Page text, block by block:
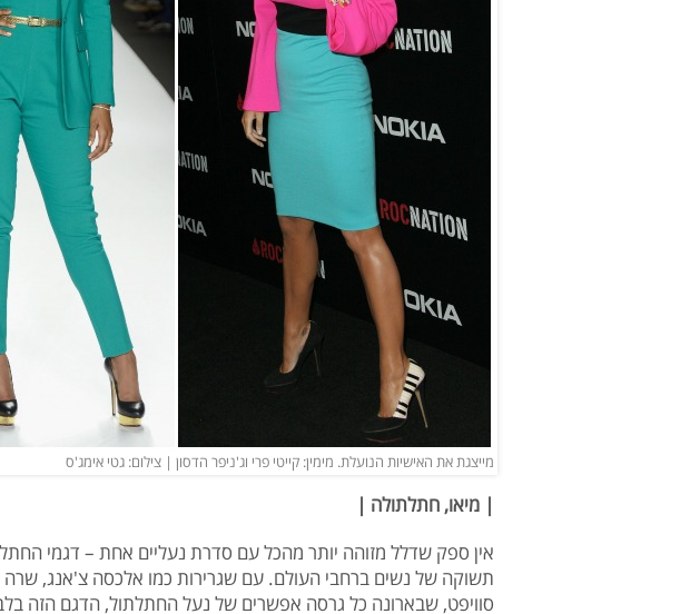
מייצגת את האישיות הנועלת. מימין: קייטי פרי וג'ניפר הדסון | צילום: גטי אימג'ס
| מיאו, חתלתולה |
אין ספק שדלל מזוהה יותר מהכל עם סדרת נעליים אחת – דגמי
תשוקה של נשים ברחבי העולם. עם שגרירות כמו אלכסה צ'אנג, שרה
סוויפט, שבארונה כל גרסה אפשרים של נעל החתלתול, הדגם הזה